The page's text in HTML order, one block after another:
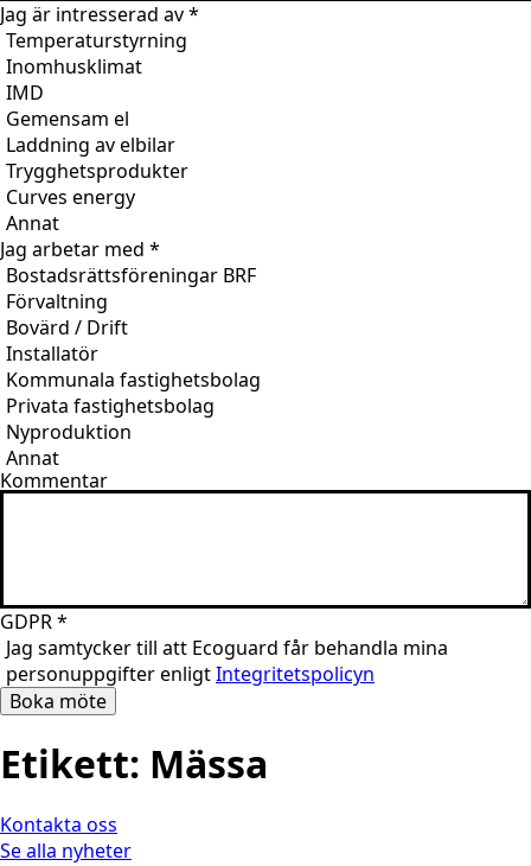
Jag är intresserad av*
Temperaturstyrning
Inomhusklimat
IMD
Gemensam el
Laddning av elbilar
Trygghetsprodukter
Curves energy
Annat
Jag arbetar med *
Bostadsrättsföreningar BRF
Förvaltning
Bovärd / Drift
Installatör
Kommunala fastighetsbolag
Privata fastighetsbolag
Nyproduktion
Annat
Kommentar
GDPR*
Jag samtycker till att Ecoguard får behandla mina
personuppgifter enligtIntegritetspolicyn
Boka möte
Etikett: Mässa
Kontakta oss
Se alla nyheter